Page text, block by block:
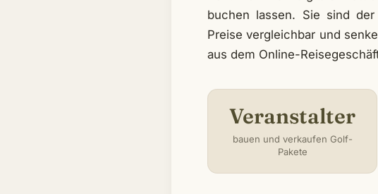
buchen lassen. Sie sind
Preise vergleichbar und
aus dem Online-
Veranstalter
bauen und verkaufen Golf-
Pakete